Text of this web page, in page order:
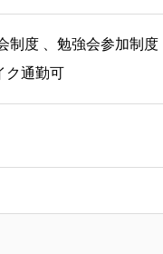
制度 、勉強会参加制
ク通勤可